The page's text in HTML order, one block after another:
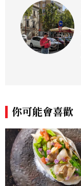
你可能會喜歡